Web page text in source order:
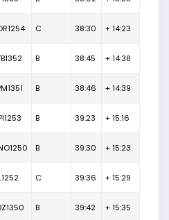
C 38:30 + 14:23
B 38:45 + 14:38
B 38:46 + 14:39
B 39:23 + 15:16
B 39:30 + 15:23
C 39:36 + 15:29
B 39:42 + 15:35